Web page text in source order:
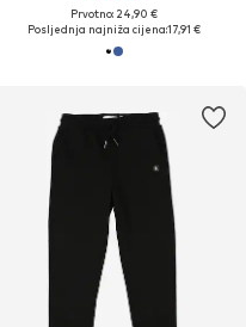
Prvotno: 24,90 €
Posljednja najniža cijena:17,91 €